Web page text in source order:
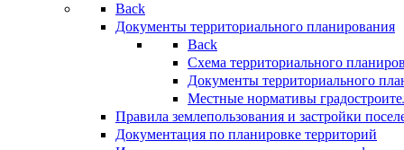
Back
Документы территориального планирования
Back
Схема территориального
Документы территориального
Местные нормативы
Правила землепользования и застройки
Документация по планировке территорий